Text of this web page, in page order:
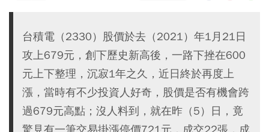
台積電（2330）股價於去（2021）年1月21日
攻上679元，創下歷史新高後，一路下挫在600
元上下整理，沉寂1年之久，近日終於再度上
漲，當時有不少投資人好奇，股價是否有機會跨
過679元高點；沒人料到，就在昨（5）日，竟